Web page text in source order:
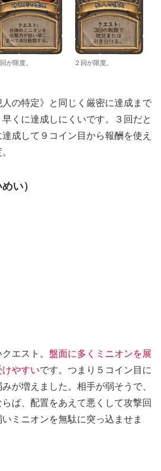
が限度。 ２回が限度。
人の特定》と同じく厳密に達成まで
くに達成しにくいです。３回だと
成して９コイン目から報酬を使え
い）
エスト。 盤面に多くミニオンを展
やすいです。つまり５コイン目に
が増えました。相手が弱そうで、
ば、配置をあえて悪くして攻撃回
ミニオンを無駄に突っ込ませま